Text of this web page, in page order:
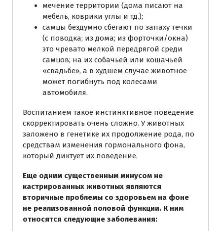
мечение территории (дома писают на
мебель, коврики углы и тд.);
самцы бездумно сбегают по запаху течки
(с поводка; из дома; из форточки/окна)
это чревато мелкой передрягой среди
самцов; на их собачьей или кошачьей
«свадьбе», а в худшем случае животное
может погибнуть под колесами
автомобиля.
Воспитанием такое инстинктивное поведение
скорректировать очень сложно. У животных
заложено в генетике их продолжение рода, по
средствам изменения гормонального фона,
который диктует их поведение.
Еще одним существенным минусом не
кастрированных животных являются
вторичные проблемы со здоровьем на фоне
не реализованной половой функции. К ним
относятся следующие заболевания: